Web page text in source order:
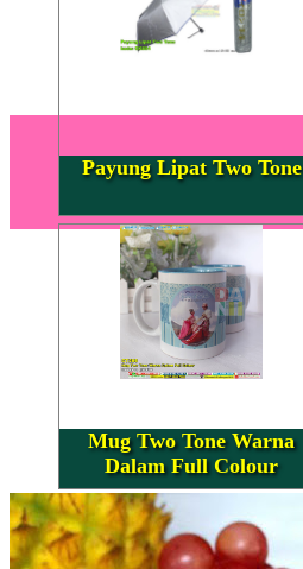
Payung Lipat Two Tone
Mug Two Tone Warna
Dalam Full Colour